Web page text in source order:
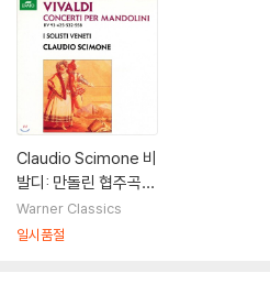
Claudio Scimone 비
발디: 만돌린 협주곡
(Vivaldi: Mandolin
Concerto)
Warner Classics
일시품절